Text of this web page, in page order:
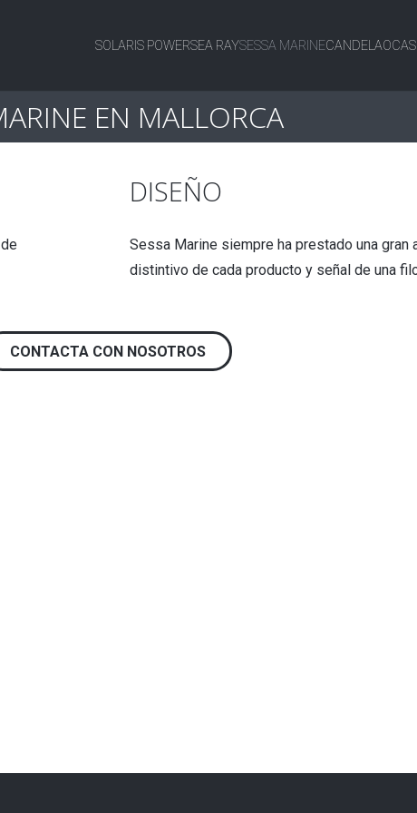
SOLARIS POWERSEA RAYSESSA MARINECANDELA
EN MALLORCA
DISEÑO
Sessa Marine siempre ha prestado una gran
distintivo de cada producto y señal de una
CONTACTA CON NOSOTROS